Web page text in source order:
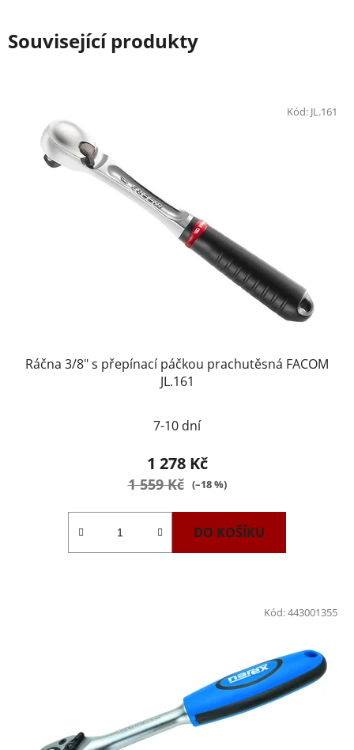
Související produkty
Ráčna 3/8" s přepínací páčkou prachutěsná FACOM
JL.161
7-10 dní
1 278 Kč
1 559 Kč (–18 %)
DO KOŠÍKU
Kód: JL.161
Kód:443001355